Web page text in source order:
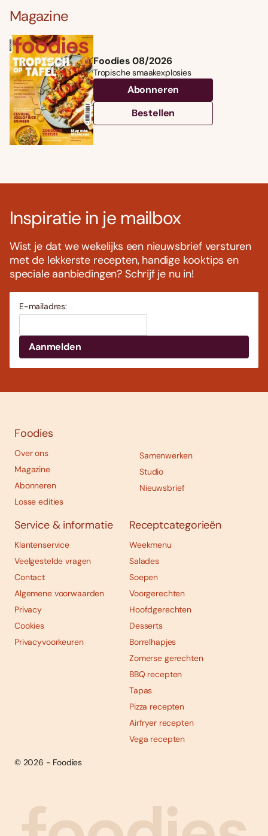
Abonneren
Magazine
Foodies 08/2026
Tropische smaakexplosies
Abonneren
Bestellen
Inspiratie in je mailbox
Wist je dat we wekelijks een nieuwsbrief versturen
met de lekkerste recepten, handige kooktips en
speciale aanbiedingen? Schrijf je nu in!
E-mailadres:
Foodies
Over ons
Magazine
Abonneren
Losse edities
Samenwerken
Studio
Nieuwsbrief
Service & informatie
Klantenservice
Veelgestelde vragen
Contact
Algemene voorwaarden
Privacy
Cookies
Privacyvoorkeuren
Receptcategorieën
Weekmenu
Salades
Soepen
Voorgerechten
Hoofdgerechten
Desserts
Borrelhapjes
Zomerse gerechten
BBQ recepten
Tapas
Pizza recepten
Airfryer recepten
Vega recepten
© 2026 - Foodies